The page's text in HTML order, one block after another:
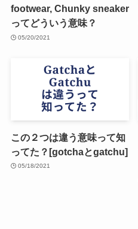
footwear, Chunky sneaker
ってどういう意味？
05/20/2021
この２つは違う意味って知
ってた？[gotchaとgatchu]
05/18/2021